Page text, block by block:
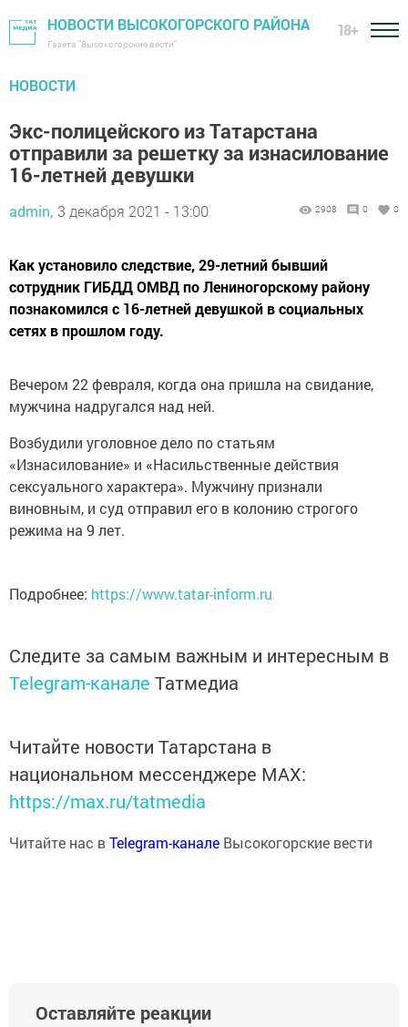
НОВОСТИ ВЫСОКОГОРСКОГО РАЙОНА
Газета "Высокогорские вести"
18+
НОВОСТИ
Экс-полицейского из Татарстана
отправили за решетку за изнасилование
16-летней девушки
admin, 3 декабря 2021 - 13:00 2908 0 0
Как установило следствие, 29-летний бывший
сотрудник ГИБДД ОМВД по Лениногорскому району
познакомился с 16-летней девушкой в социальных
сетях в прошлом году.
Вечером 22 февраля, когда она пришла на свидание,
мужчина надругался над ней.
Возбудили уголовное дело по статьям
«Изнасилование» и «Насильственные действия
сексуального характера». Мужчину признали
виновным, и суд отправил его в колонию строгого
режима на 9 лет.
Подробнее: https://www.tatar-inform.ru
Следите за самым важным и интересным в
Telegram-канале Татмедиа
Читайте новости Татарстана в
национальном мессенджере MАХ:
https://max.ru/tatmedia
Читайте нас вTelegram-канале Высокогорские вести
Оставляйте реакции